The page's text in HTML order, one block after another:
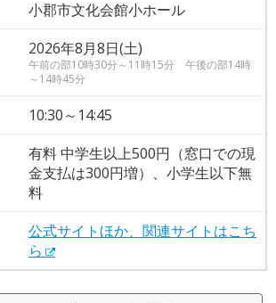
小郡市文化会館小ホール
2026年8月8日(土)
午前の部10時30分～11時15分 午後の部14時
～14時45分
10:30～14:45
有料 中学生以上500円（窓口での現
金支払は300円増）、小学生以下無
料
公式サイトほか、関連サイトはこち
ら